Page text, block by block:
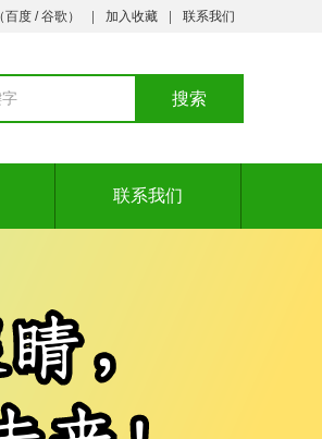
百度 /谷歌 ） 加入收藏 联系我们
联系我们